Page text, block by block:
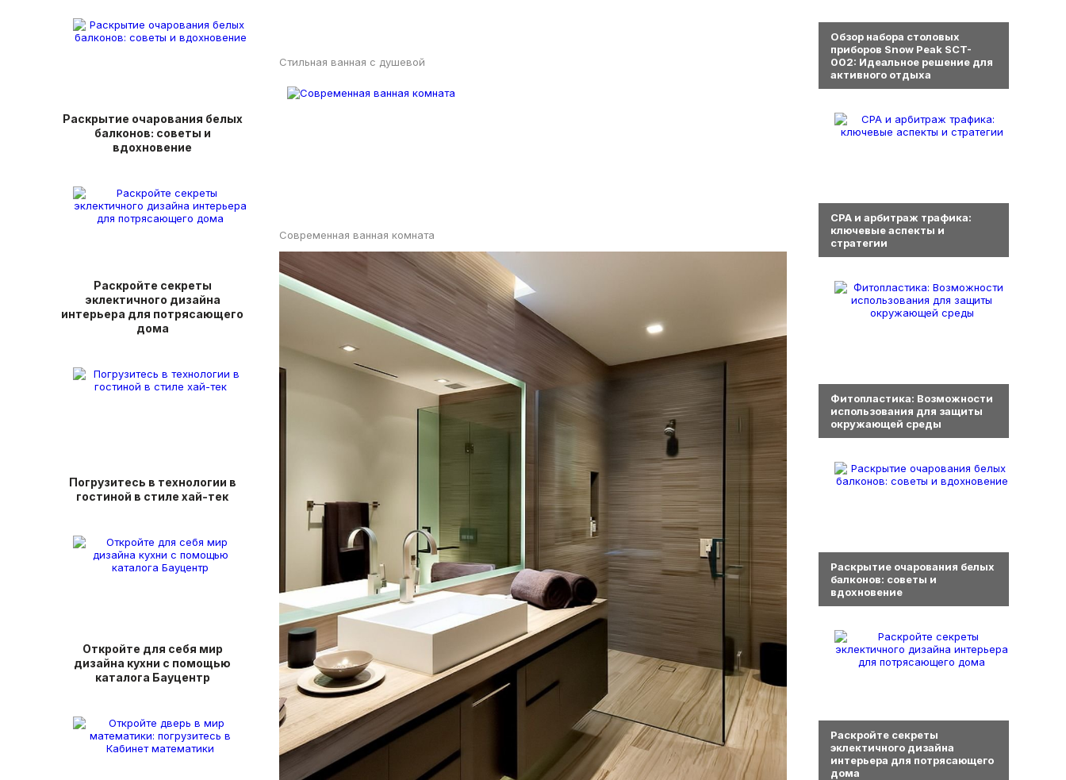
Стильная ванная с душевой
Современная ванная комната
Раскрытие очарования белых
балконов: советы и
вдохновение
Раскройте секреты
эклектичного дизайна
интерьера для потрясающего
дома
Погрузитесь в технологии в
гостиной в стиле хай-тек
Откройте для себя мир
дизайна кухни с помощью
каталога Бауцентр
Обзор набора столовых
приборов Snow Peak SCT-
002: Идеальное решение для
активного отдыха
СРА и арбитраж трафика:
ключевые аспекты и
стратегии
Фитопластика: Возможности
использования для защиты
окружающей среды
Раскрытие очарования белых
балконов: советы и
вдохновение
Раскройте секреты
эклектичного дизайна
интерьера для потрясающего
дома